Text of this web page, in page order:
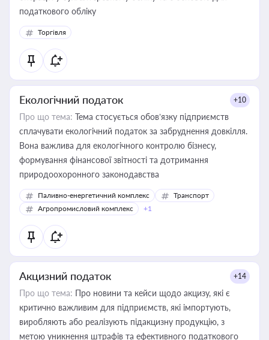
податкового обліку
Торгівля
Екологічний податок +10
Про що тема: Тема стосується обов’язку підприємств
сплачувати екологічний податок за забруднення довкілля.
Вона важлива для екологічного контролю бізнесу,
формування фінансової звітності та дотримання
природоохоронного законодавства
Паливно-енергетичний комплекс
Транспорт
Агропромисловий комплекс
+1
Акцизний податок +14
Про що тема: Про новини та кейси щодо акцизу, які є
критично важливим для підприємств, які імпортують,
виробляють або реалізують підакцизну продукцію, з
метою уникнення штрафів та ефективного податкового